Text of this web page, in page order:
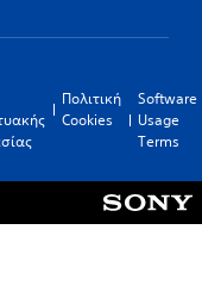
Πολιτική
Cookies
Software
Usage
Terms